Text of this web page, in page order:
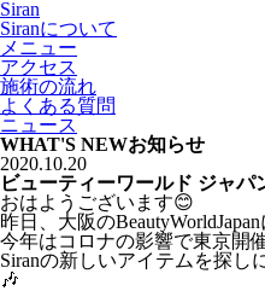
Siran
Siranについて
メニュー
アクセス
施術の流れ
よくある質問
ニュース
WHAT'S NEWお知らせ
2020.10.20
ビューティーワールド ジャパ
おはようございます😊
昨日、大阪の
今年はコロナの影響で東京開
Siranの新しいアイテムを探し
🎶